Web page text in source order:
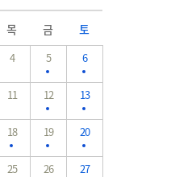
목 금 토
4 5 6
11 12 13
18 19 20
25 26 27